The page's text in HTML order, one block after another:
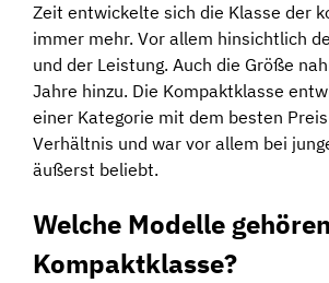
Zeit entwickelte sich die Klasse der
immer mehr. Vor allem hinsichtlich
und der Leistung. Auch die Größe
Jahre hinzu. Die Kompaktklasse
einer Kategorie mit dem besten
Verhältnis und war vor allem bei
äußerst beliebt.
Welche Modelle
Kompaktklasse?